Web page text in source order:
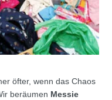
öfter, wenn das Chaos
beräumen Messie